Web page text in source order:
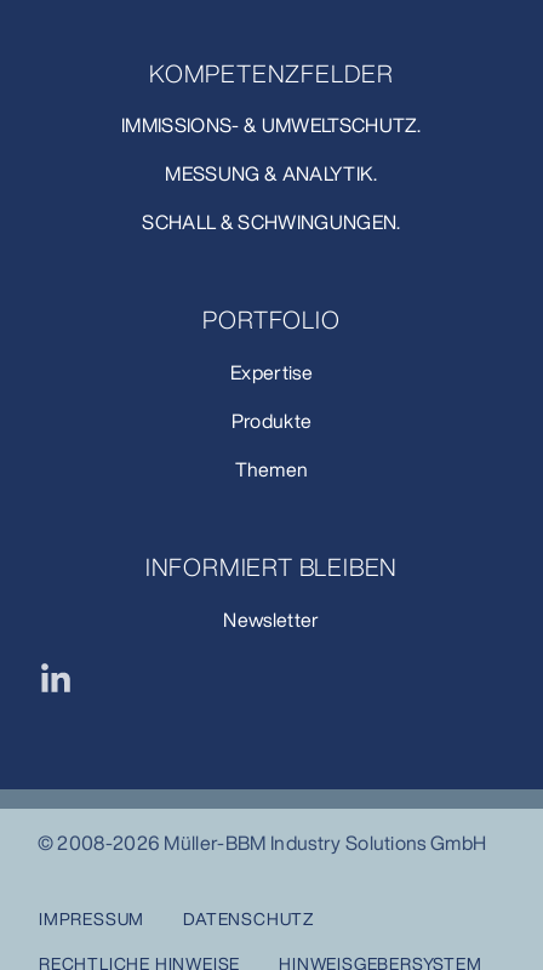
KOMPETENZFELDER
IMMISSIONS- & UMWELTSCHUTZ.
MESSUNG & ANALYTIK.
SCHALL & SCHWINGUNGEN.
PORTFOLIO
Expertise
Produkte
Themen
INFORMIERT BLEIBEN
Newsletter
© 2008-2026 Müller-BBM Industry Solutions GmbH
IMPRESSUM
DATENSCHUTZ
RECHTLICHE HINWEISE
HINWEISGEBERSYSTEM